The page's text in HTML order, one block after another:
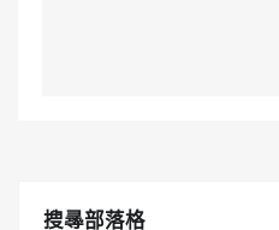
搜㝷部落格